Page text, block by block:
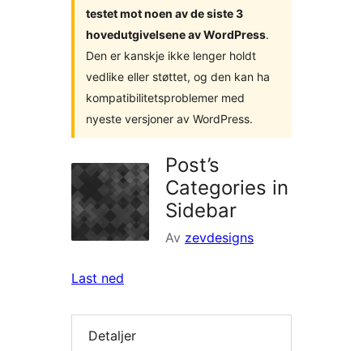
testet mot noen av de siste 3
hovedutgivelsene av WordPress.
Den er kanskje ikke lenger holdt
vedlike eller støttet, og den kan ha
kompatibilitetsproblemer med
nyeste versjoner av WordPress.
Post’s
Categories in
Sidebar
Av zevdesigns
Last ned
Detaljer